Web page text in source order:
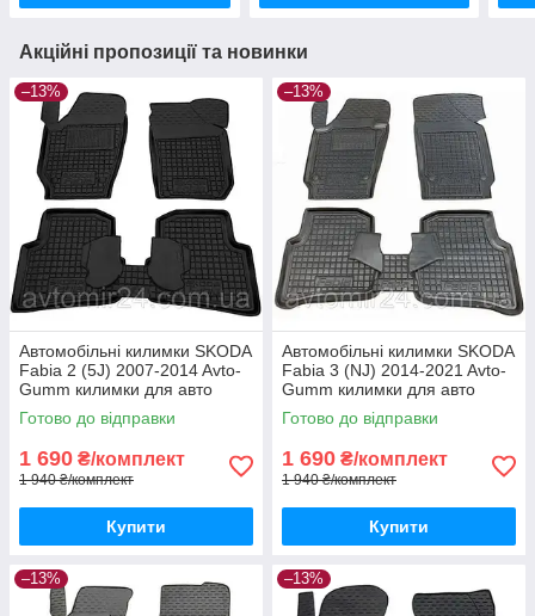
Акційні пропозиції та новинки
–13%
Автомобільні килимки SKODA
Fabia 2 (5J) 2007-2014 Avto-
Gumm килимки для авто
ШКОДА Фабія 2 (5Дж) 2007-
2014 Автогум
Готово до відправки
1 690 ₴/комплект
1 940 ₴/комплект
Купити
–13%
Автомобільні килимки SKODA
Fabia 3 (NJ) 2014-2021 Avto-
Gumm килимки для авто
ШКОДА Фабія 3 (НДж) 2014-
2021 Автогум
Готово до відправки
1 690 ₴/комплект
1 940 ₴/комплект
Купити
–13% –13%